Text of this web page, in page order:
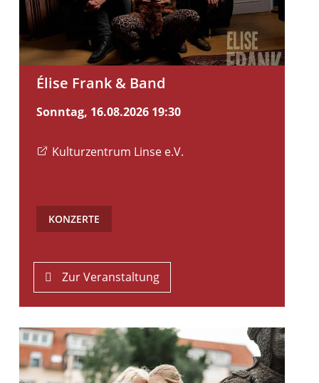
Élise Frank & Band
Sonntag, 16.08.2026 19:30
Kulturzentrum Linse e.V.
KONZERTE
Zur Veranstaltung